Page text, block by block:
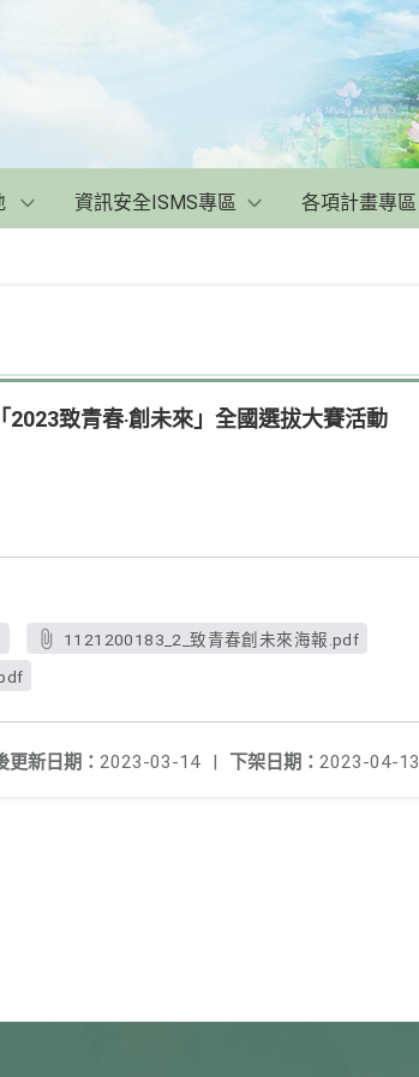
資訊安全ISMS專區 各項計畫專區
致青春‧創未來」全國選拔大賽活動
1121200183_2_致青春創未來海報.pdf
下架日期： 2023-04-13
更新日期： 2023-03-14 |